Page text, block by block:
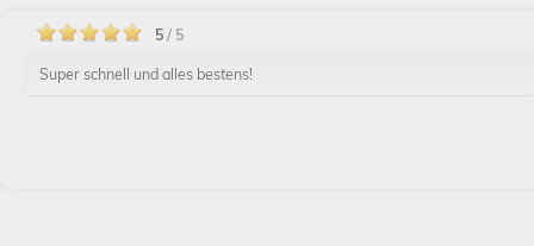
5/ 5
Super schnell und alles bestens!